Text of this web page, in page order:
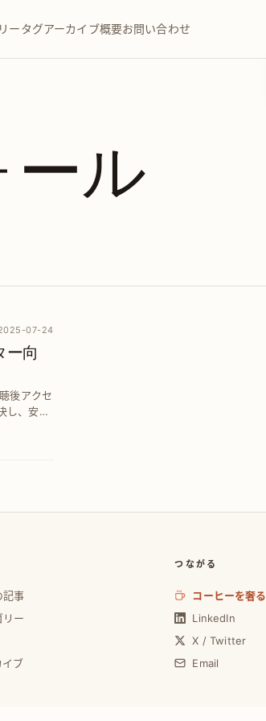
ータグアーカイブ概要お問い合わせ
ル
07-24
ー向
後アクセ
し、安定
記事
リー
イブ
つながる
コーヒーを奢る
LinkedIn
X / Twitter
Email